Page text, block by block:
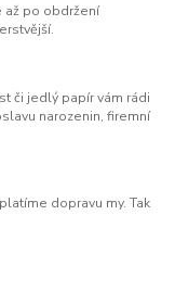
až po obdržení
či jedlý papír vám rádi
narozenin, firemní
dopravu my. Tak